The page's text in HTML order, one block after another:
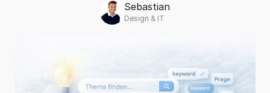
Sebastian
Design & IT